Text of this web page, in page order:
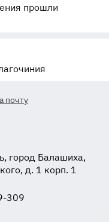
прошли
почту
город Балашиха,
д. 1 корп. 1
309